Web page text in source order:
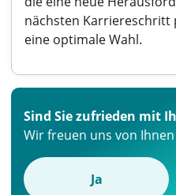
nächsten Karriereschritt
eine optimale Wahl.
Sind Sie zufrieden mit
Wir freuen uns von
Ja